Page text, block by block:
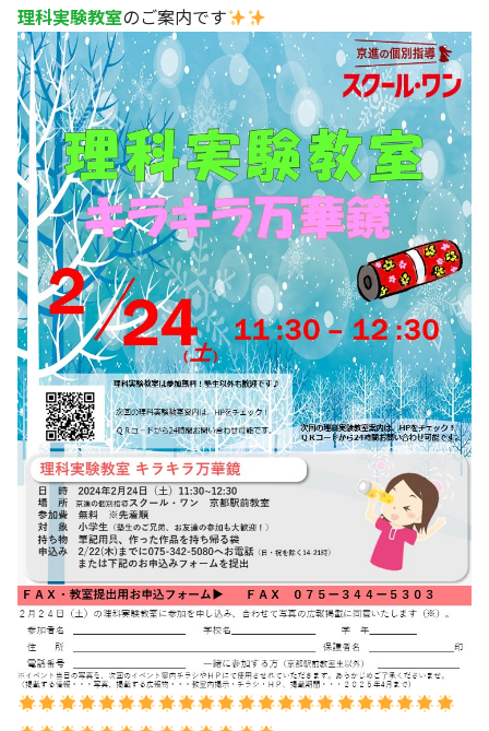
理科実験教室のご案内です